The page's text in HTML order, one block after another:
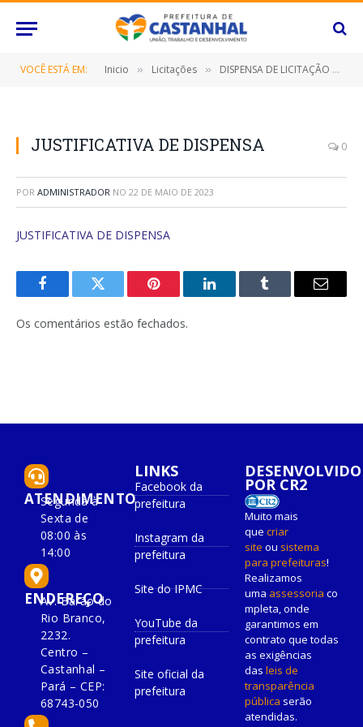
VOCÊ ESTÁ EM: Inicio » Licitações » DISPENSA DE LICITAÇÃO Nº 014/2023/FME (Locação de imóvel destinado a COORDENADORIA DE MERENDA ESCOLAR, destinado a atender as necessidades da Secretaria Municipal de Educação neste Município de Castanhal/PA)
JUSTIFICATIVA DE DISPENSA 0
POR ADMINISTRADOR NO 22 DE MAIO DE 2023
JUSTIFICATIVA DE DISPENSA
FacebookTwitter Pinterest O
Tumblr
E-
Os comentários estão fechados.
ATENDIMENTO
Segunda à
Sexta de
08:00 às
14:00
ENDEREÇO
Av. Barão do
Rio Branco,
2232.
Centro –
Castanhal –
Pará – CEP:
68743-050
LINKS
Facebook da
prefeitura
Instagram da
prefeitura
Site do IPMC
YouTube da
prefeitura
Site oficial da
prefeitura
DESENVOLVIDO
POR CR2
Muito mais
que criar
site ou sistema
para prefeituras!
Realizamos
uma assessoria co
mpleta, onde
garantimos em
contrato que todas
as exigências
das leis de
transparência
pública serão
atendidas.